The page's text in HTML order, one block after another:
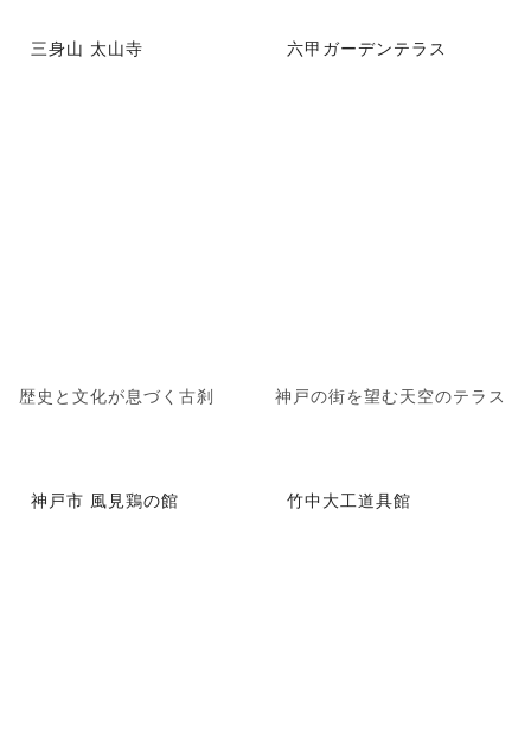
三身山 太山寺
歴史と文化が息づく古刹
六甲ガーデンテラス
神戸の街を望む天空のテラス
神戸市 風見鶏の館 竹中大工道具館